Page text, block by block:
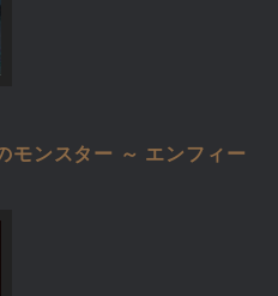
モンスター ～ エンフィー